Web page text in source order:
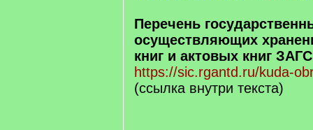
Перечень
осуществляющих
книг и актовых книг ЗАГС
https://sic.rgantd.ru/kuda-
(ссылка внутри текста)